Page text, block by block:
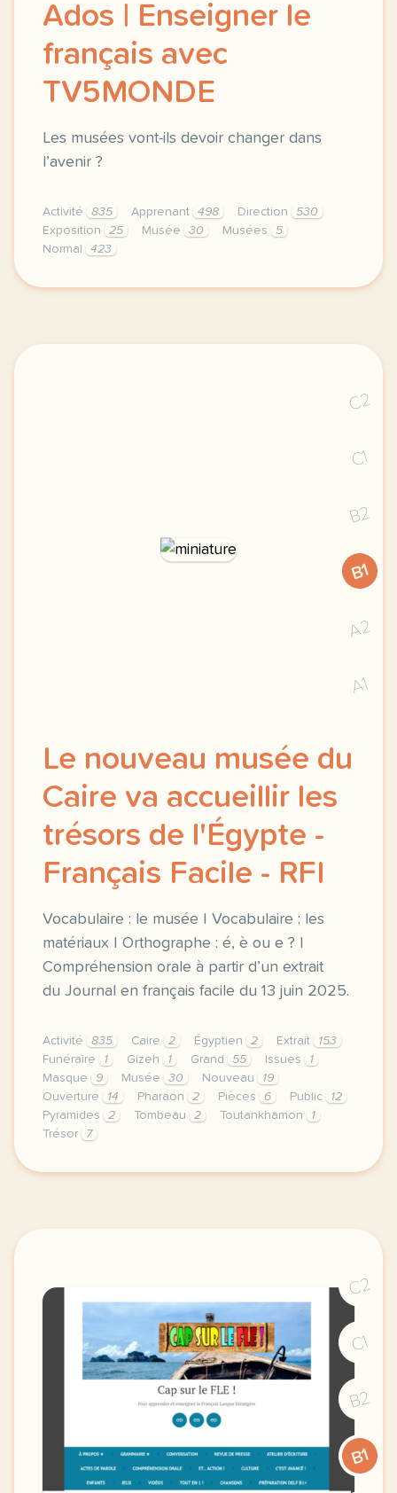
Ados | Enseigner le
français avec
TV5MONDE
Les musées vont-ils devoir changer dans
l’avenir ?
Activité 835 Apprenant 498 Direction
530
Exposition
25 Musée 30 Musées
5
Normal
423
didomi host didomi components button cursor
C2
C1
B2
B1
A2
A1
Le nouveau musée du
Caire va accueillir les
trésors de l'Égypte -
Français Facile - RFI
Vocabulaire : le musée | Vocabulaire : les
matériaux | Orthographe : é, è ou e ? |
Compréhension orale à partir d’un extrait
du Journal en français facile du 13 juin 2025.
Activité 835 Caire 2 Égyptien 2 Extrait
153
Funéraire
1 Gizeh 1 Grand 55 Issues
1
Masque
9 Musée 30 Nouveau
19
Ouverture
14 Pharaon 2 Pièces 6 Public
12
Pyramides
2 Tombeau 2 Toutankhamon
1
Trésor
7
exercice b1 le nouveau musee du caire va
C2
C1
B2
B1